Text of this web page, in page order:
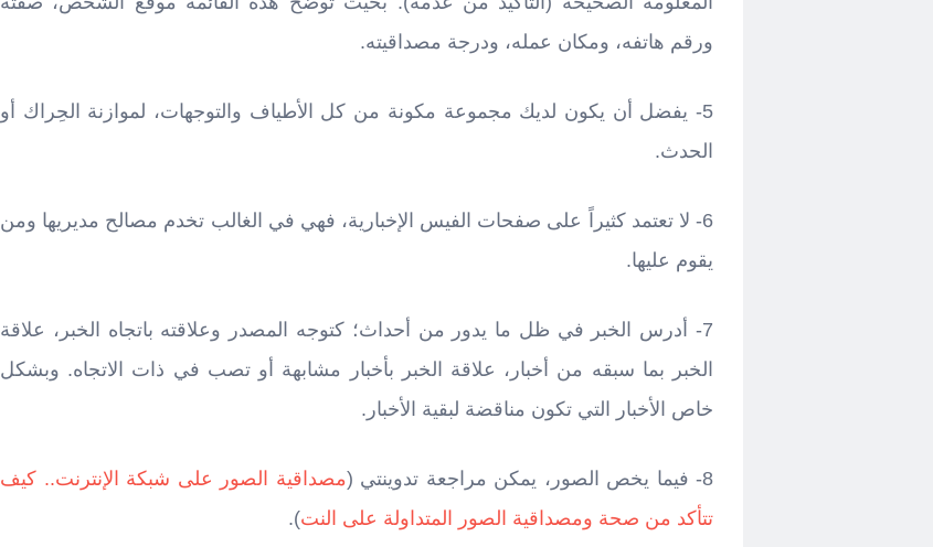
ورقم هاتفه، ومكان عمله، ودرجة مصداقيته.
5- يفضل أن يكون لديك مجموعة مكونة من كل الأطياف والتوجهات، لموازنة الحِراك أو
الحدث.
6- لا تعتمد كثيراً على صفحات الفيس الإخبارية، فهي في الغالب تخدم مصالح مديريها ومن
يقوم عليها.
7- أدرس الخبر في ظل ما يدور من أحداث؛ كتوجه المصدر وعلاقته باتجاه الخبر، علاقة
الخبر بما سبقه من أخبار، علاقة الخبر بأخبار مشابهة أو تصب في ذات الاتجاه. وبشكل
خاص الأخبار التي تكون مناقضة لبقية الأخبار.
8- فيما يخص الصور، يمكن مراجعة تدوينتي (
مصداقية الصور على شبكة الإنترنت.. كيف
تتأكد من صحة ومصداقية الصور المتداولة على النت).